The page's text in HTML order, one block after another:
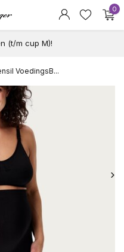
0
(t/m cup M)!
VoedingsB...